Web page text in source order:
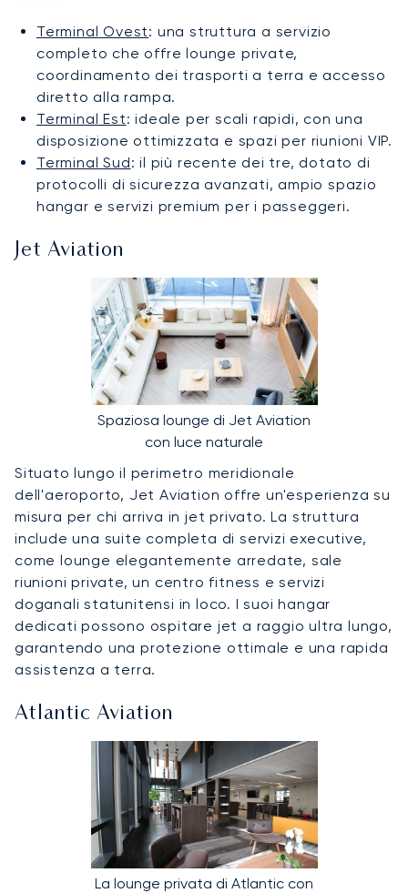
Terminal Ovest: una struttura a servizio
completo che offre lounge private,
coordinamento dei trasporti a terra e accesso
diretto alla rampa.
Terminal Est: ideale per scali rapidi, con una
disposizione ottimizzata e spazi per riunioni VIP.
Terminal Sud: il più recente dei tre, dotato di
protocolli di sicurezza avanzati, ampio spazio
hangar e servizi premium per i passeggeri.
Jet Aviation
Spaziosa lounge di Jet Aviation
con luce naturale
Situato lungo il perimetro meridionale
dell'aeroporto, Jet Aviation offre un'esperienza su
misura per chi arriva in jet privato. La struttura
include una suite completa di servizi executive,
come lounge elegantemente arredate, sale
riunioni private, un centro fitness e servizi
doganali statunitensi in loco. I suoi hangar
dedicati possono ospitare jet a raggio ultra lungo,
garantendo una protezione ottimale e una rapida
assistenza a terra.
Atlantic Aviation
La lounge privata di Atlantic con